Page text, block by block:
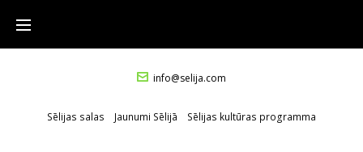
info@selija.com
Sēlijas salas Jaunumi Sēlijā Sēlijas kultūras programma